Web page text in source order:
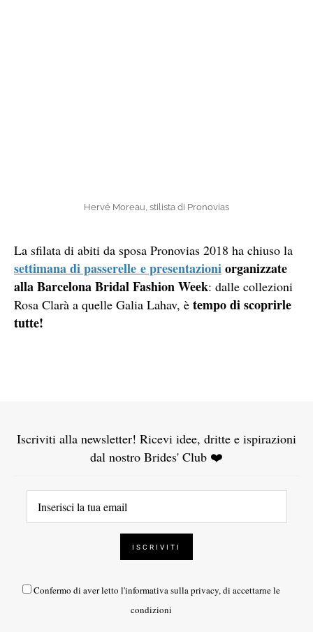
Confermo di aver letto l'informativa sulla privacy, di accettarne le
condizioni
Follow us
Facebook